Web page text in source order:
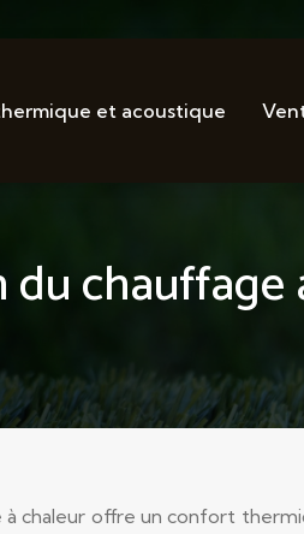
et acoustique
chauffage
à chaleur offre un confort